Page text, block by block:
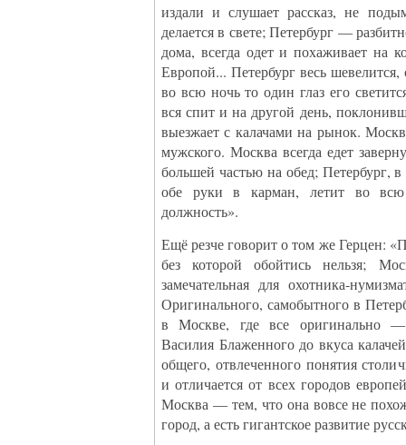
издали и слушает рассказ, не
делается в свете; Петербург —
дома, всегда одет и похаживает на
Европой... Петербург весь
во всю ночь то один глаз его
вся спит и на другой день,
выезжает с калачами на рынок.
мужского. Москва всегда едет
большей частью на обед; Петербург,
обе руки в карман, летит во
должность».
Ещё резче говорит о том же Герцен:
без которой обойтись нельзя;
замечательная для охотника-
Оригинального, самобытного в
в Москве, где все оригинально
Василия Блаженного до вкуса
общего, отвлеченного понятия
и отличается от всех городов
Москва — тем, что она вовсе не
город, а есть гигантское развитие